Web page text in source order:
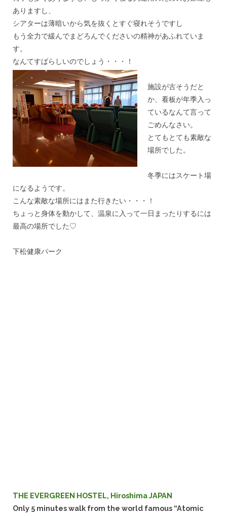
ありますし、
シアターは薄暗いから気を抜くとすぐ寝れそうですし
もう全力で緩んでまどろんでくださいの精神があふれていま
す。
なんてすばらしいのでしょう・・・！
施設が古そうだと
か、 看板が年季入っ
ているなんて言って
ごめんなさい。
とてもとても素敵な
場所でした。
冬季にはスケート場
になるようです。
こんな素敵な場所にはまた行きたい・・・！
ちょっと身体を動かして、 温泉に入って一日まったりするには
最高の場所でした♡
下松健康パーク
THE EVERGREEN HOSTEL, Hiroshima JAPAN
Only 5 minutes walk from the world famous “Atomic